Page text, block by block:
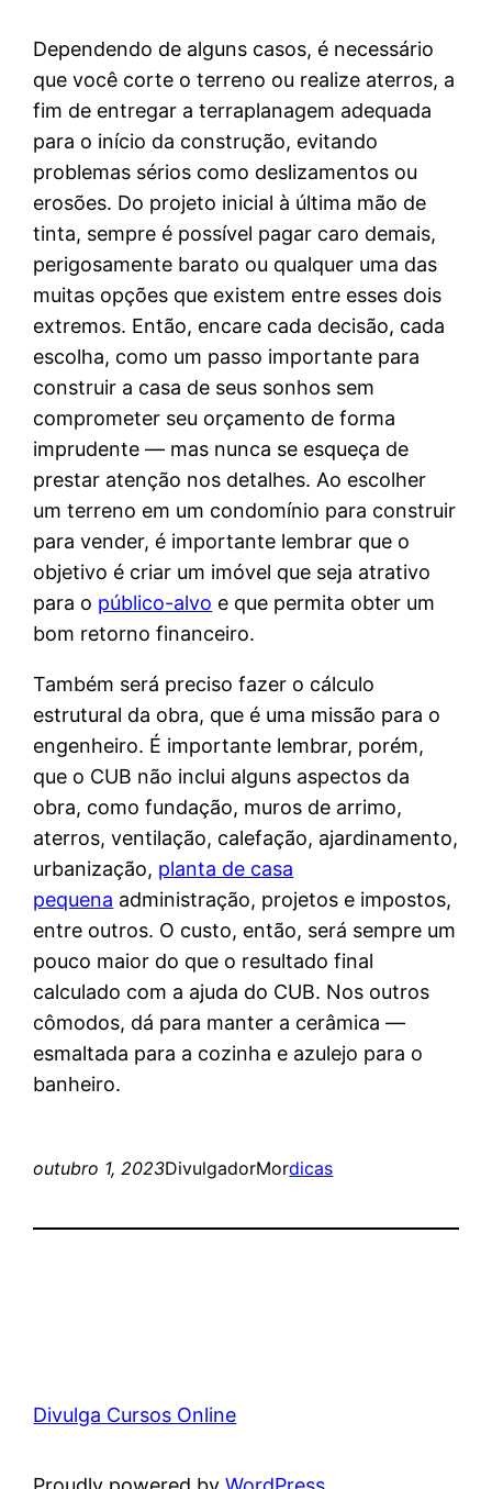
Dependendo de alguns casos, é necessário
que você corte o terreno ou realize aterros, a
fim de entregar a terraplanagem adequada
para o início da construção, evitando
problemas sérios como deslizamentos ou
erosões. Do projeto inicial à última mão de
tinta, sempre é possível pagar caro demais,
perigosamente barato ou qualquer uma das
muitas opções que existem entre esses dois
extremos. Então, encare cada decisão, cada
escolha, como um passo importante para
construir a casa de seus sonhos sem
comprometer seu orçamento de forma
imprudente — mas nunca se esqueça de
prestar atenção nos detalhes. Ao escolher
um terreno em um condomínio para construir
para vender, é importante lembrar que o
objetivo é criar um imóvel que seja atrativo
para o público-alvo e que permita obter um
bom retorno financeiro.
Também será preciso fazer o cálculo
estrutural da obra, que é uma missão para o
engenheiro. É importante lembrar, porém,
que o CUB não inclui alguns aspectos da
obra, como fundação, muros de arrimo,
aterros, ventilação, calefação, ajardinamento,
urbanização, planta de casa
pequena administração, projetos e impostos,
entre outros. O custo, então, será sempre um
pouco maior do que o resultado final
calculado com a ajuda do CUB. Nos outros
cômodos, dá para manter a cerâmica —
esmaltada para a cozinha e azulejo para o
banheiro.
outubro 1, 2023DivulgadorMordicas
Divulga Cursos Online